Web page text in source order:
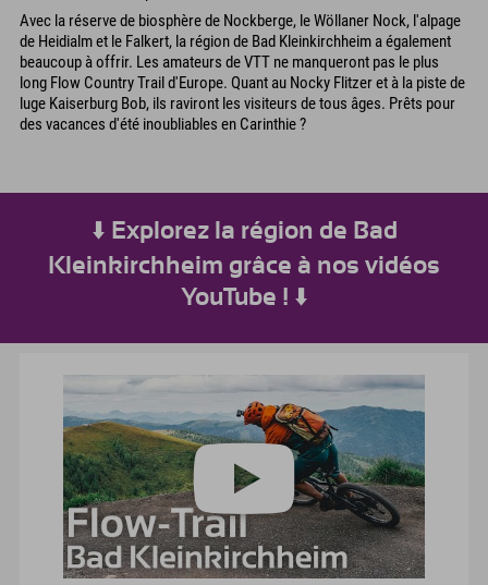
Avec la réserve de biosphère de Nockberge, le Wöllaner Nock, l'alpage
de Heidialm et le Falkert, la région de Bad Kleinkirchheim a également
beaucoup à offrir. Les amateurs de VTT ne manqueront pas le plus
long Flow Country Trail d'Europe. Quant au Nocky Flitzer et à la piste de
luge Kaiserburg Bob, ils raviront les visiteurs de tous âges. Prêts pour
des vacances d'été inoubliables en Carinthie ?
⬇️ Explorez la région de Bad
Kleinkirchheim grâce à nos vidéos
YouTube ! ⬇️